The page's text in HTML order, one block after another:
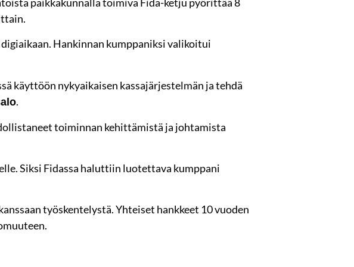
Hankinnan kumppaniksi valikoitui
käyttöön nykyaikaisen kassajärjestelmän ja tehdä
.
toiminnan kehittämistä ja johtamista
Siksi Fidassa haluttiin luotettava kumppani
työskentelystä. Yhteiset hankkeet 10 vuoden